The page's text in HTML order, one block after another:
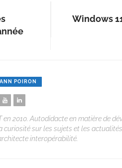
Windows
POIRON
en 2010. Autodidacte en matière de
curiosité sur les sujets et les
interopérabilité.